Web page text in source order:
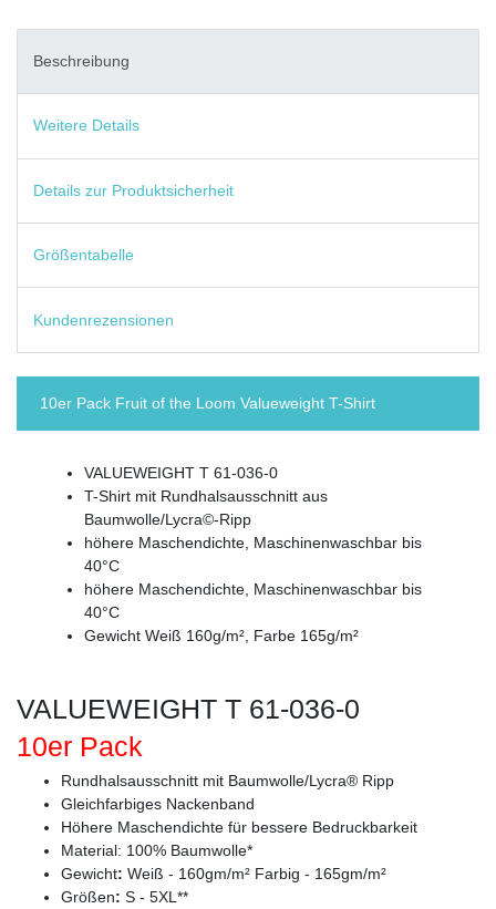
Beschreibung
Weitere Details
Details zur Produktsicherheit
Größentabelle
Kundenrezensionen
10er Pack Fruit of the Loom Valueweight T-Shirt
VALUEWEIGHT T 61-036-0
T-Shirt mit Rundhalsausschnitt aus
Baumwolle/Lycra©-Ripp
höhere Maschendichte, Maschinenwaschbar bis
40°C
höhere Maschendichte, Maschinenwaschbar bis
40°C
Gewicht Weiß 160g/m², Farbe 165g/m²
VALUEWEIGHT T 61-036-0
10er Pack
Rundhalsausschnitt mit Baumwolle/Lycra® Ripp
Gleichfarbiges Nackenband
Höhere Maschendichte für bessere Bedruckbarkeit
Material: 100% Baumwolle*
Gewicht: Weiß - 160gm/m² Farbig - 165gm/m²
Größen: S - 5XL**